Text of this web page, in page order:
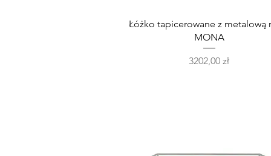
Podgląd
Łóżko tapicerowane z metalową
MONA
Cena
3202,00 zł